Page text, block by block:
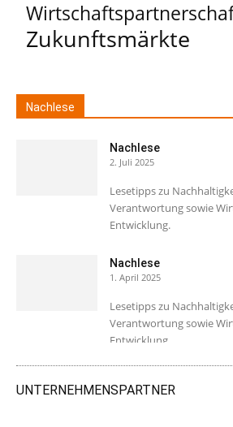
Zukunftsmärkte
Nachlese
Nachlese
2. Juli 2025
Lesetipps zu
Verantwortung sowie
Entwicklung.
Nachlese
1. April 2025
Lesetipps zu
Verantwortung sowie
Entwicklung.
UNTERNEHMENSPARTNER